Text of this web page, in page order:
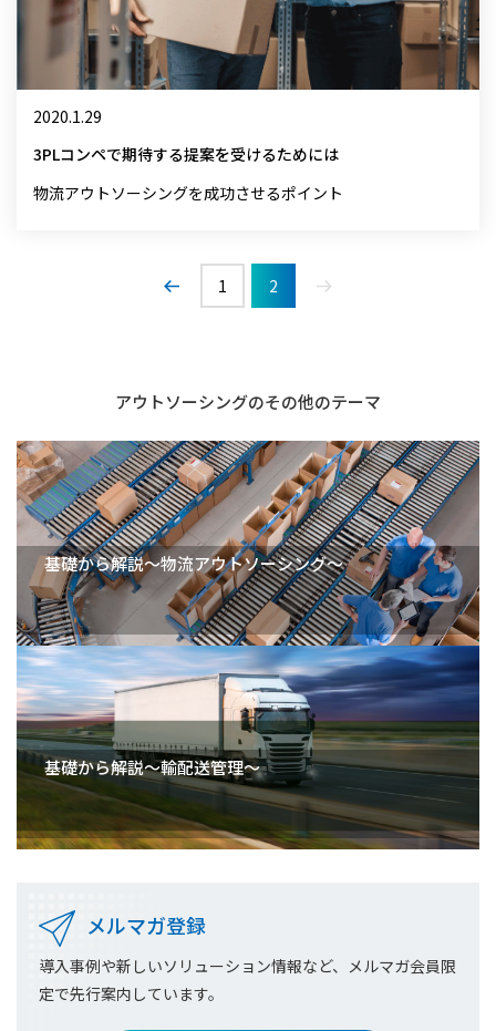
2020.1.29
3PLコンペで期待する提案を受けるためには
物流アウトソーシングを成功させるポイント
1 2
アウトソーシングのその他のテーマ
基礎から解説～物流アウトソーシング～
基礎から解説～輸配送管理～
メルマガ登録
導入事例や新しいソリューション情報など、メルマガ会員限
定で先行案内しています。